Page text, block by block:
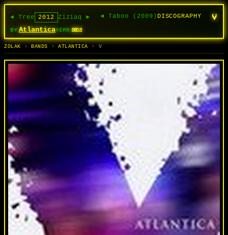
V
◄ Tree 2012 Ziziaq ► ◄ Taboo (2009) DISCOGRAPHY
BY:AtlanticaYEAR:2012
BANDS
ГУРТЫ
ALBUMS
АЛЬБОМЫ
TRACKS
СЬПЕВЫ
SEARCH
ПОШУК
ZOLAK BANDS ATLANTICA V